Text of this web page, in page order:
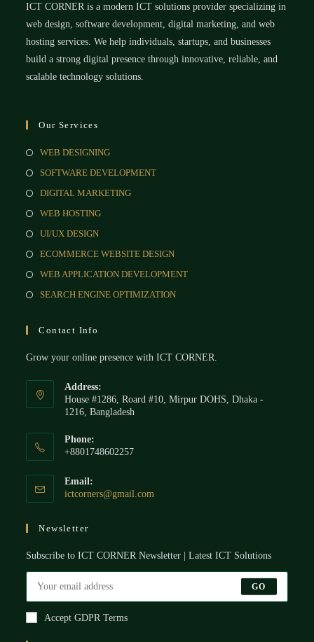
ICT CORNER is a modern ICT solutions provider specializing in
web design, software development, digital marketing, and web
hosting services. We help individuals, startups, and businesses
build a strong digital presence through innovative, reliable, and
scalable technology solutions.
Our Services
WEB DESIGNING
SOFTWARE DEVELOPMENT
DIGITAL MARKETING
WEB HOSTING
UI/UX DESIGN
ECOMMERCE WEBSITE DESIGN
WEB APPLICATION DEVELOPMENT
SEARCH ENGINE OPTIMIZATION
Contact Info
Grow your online presence with ICT CORNER.
Address:
House #1286, Roard #10, Mirpur DOHS, Dhaka -
1216, Bangladesh
Phone:
+8801748602257
Email:
ictcorners@gmail.com
Newsletter
Subscribe to ICT CORNER Newsletter | Latest ICT Solutions
GO
Accept GDPR Terms